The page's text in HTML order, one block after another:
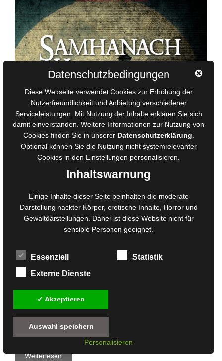
Samhanach Hall, ein idyllisches Landhaus in Schottland, wird
für Alison und ihre Familie zur neuen Heimat, als diese das alte
Haus beziehen. Doch schon bald häufen sich seltsame
Ereignisse, die die Familie tyrannisieren und mit dem Herrn des
Hauses in Zusammenhang zu stehen scheinen, der vor 200
Jahren unter mysteriösen Umständen ums Leben kam. Dabei
Weiterlesen
Datenschutzbedingungen
Diese Webseite verwendet Cookies zur Erhöhung der
Nutzerfreundlichkeit und Anbietung verschiedener
Serviceleistungen. Mit Nutzung der Inhalte erklären Sie sich
damit einverstanden. Weitere Informationen zur Nutzung von
Cookies finden Sie in unserer Datenschutzerklärung
Optional können Sie die Nutzung nicht systemrelevanter
Cookies in den Einstellungen personalisieren.
Inhaltswarnung
Einige Inhalte dieser Seite beinhalten die moderate
Darstellung nackter Körper, erotische Inhalte, Horror und
Gewaltdarstellungen. Daher ist diese Website nicht für
sensible Personen geeignet.
Essenziell
Statistik
Externe Dienste
✓ Akzeptieren
Auswahl speichern
Personalisieren